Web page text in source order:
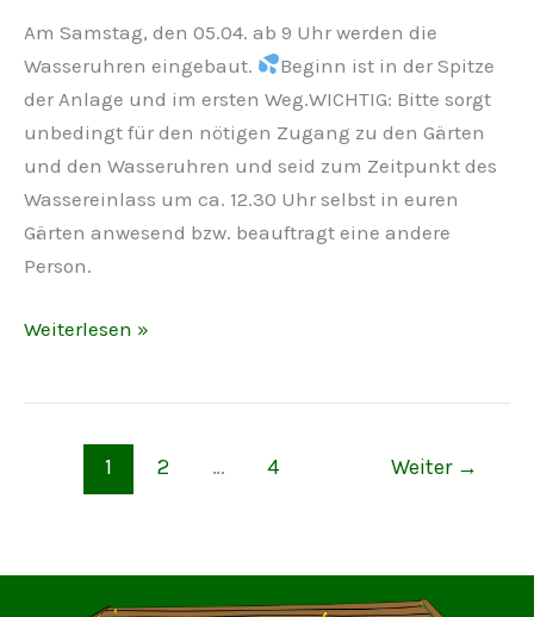
Am Samstag, den 05.04. ab 9 Uhr werden die
Wasseruhren eingebaut.
Beginn ist in der Spitze
der Anlage und im ersten Weg.WICHTIG: Bitte sorgt
unbedingt für den nötigen Zugang zu den Gärten
und den Wasseruhren und seid zum Zeitpunkt des
Wassereinlass um ca. 12.30 Uhr selbst in euren
Gärten anwesend bzw. beauftragt eine andere
Person.
05.
Gemeinschaftsarbeit
Weiterlesen »
1 2 … 4 Weiter →